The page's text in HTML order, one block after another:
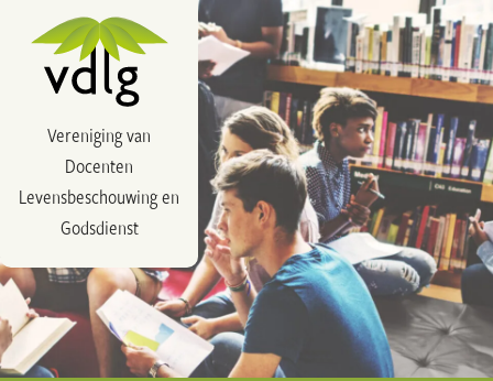
Vereniging van
Docenten
Levensbeschouwing en
Godsdienst